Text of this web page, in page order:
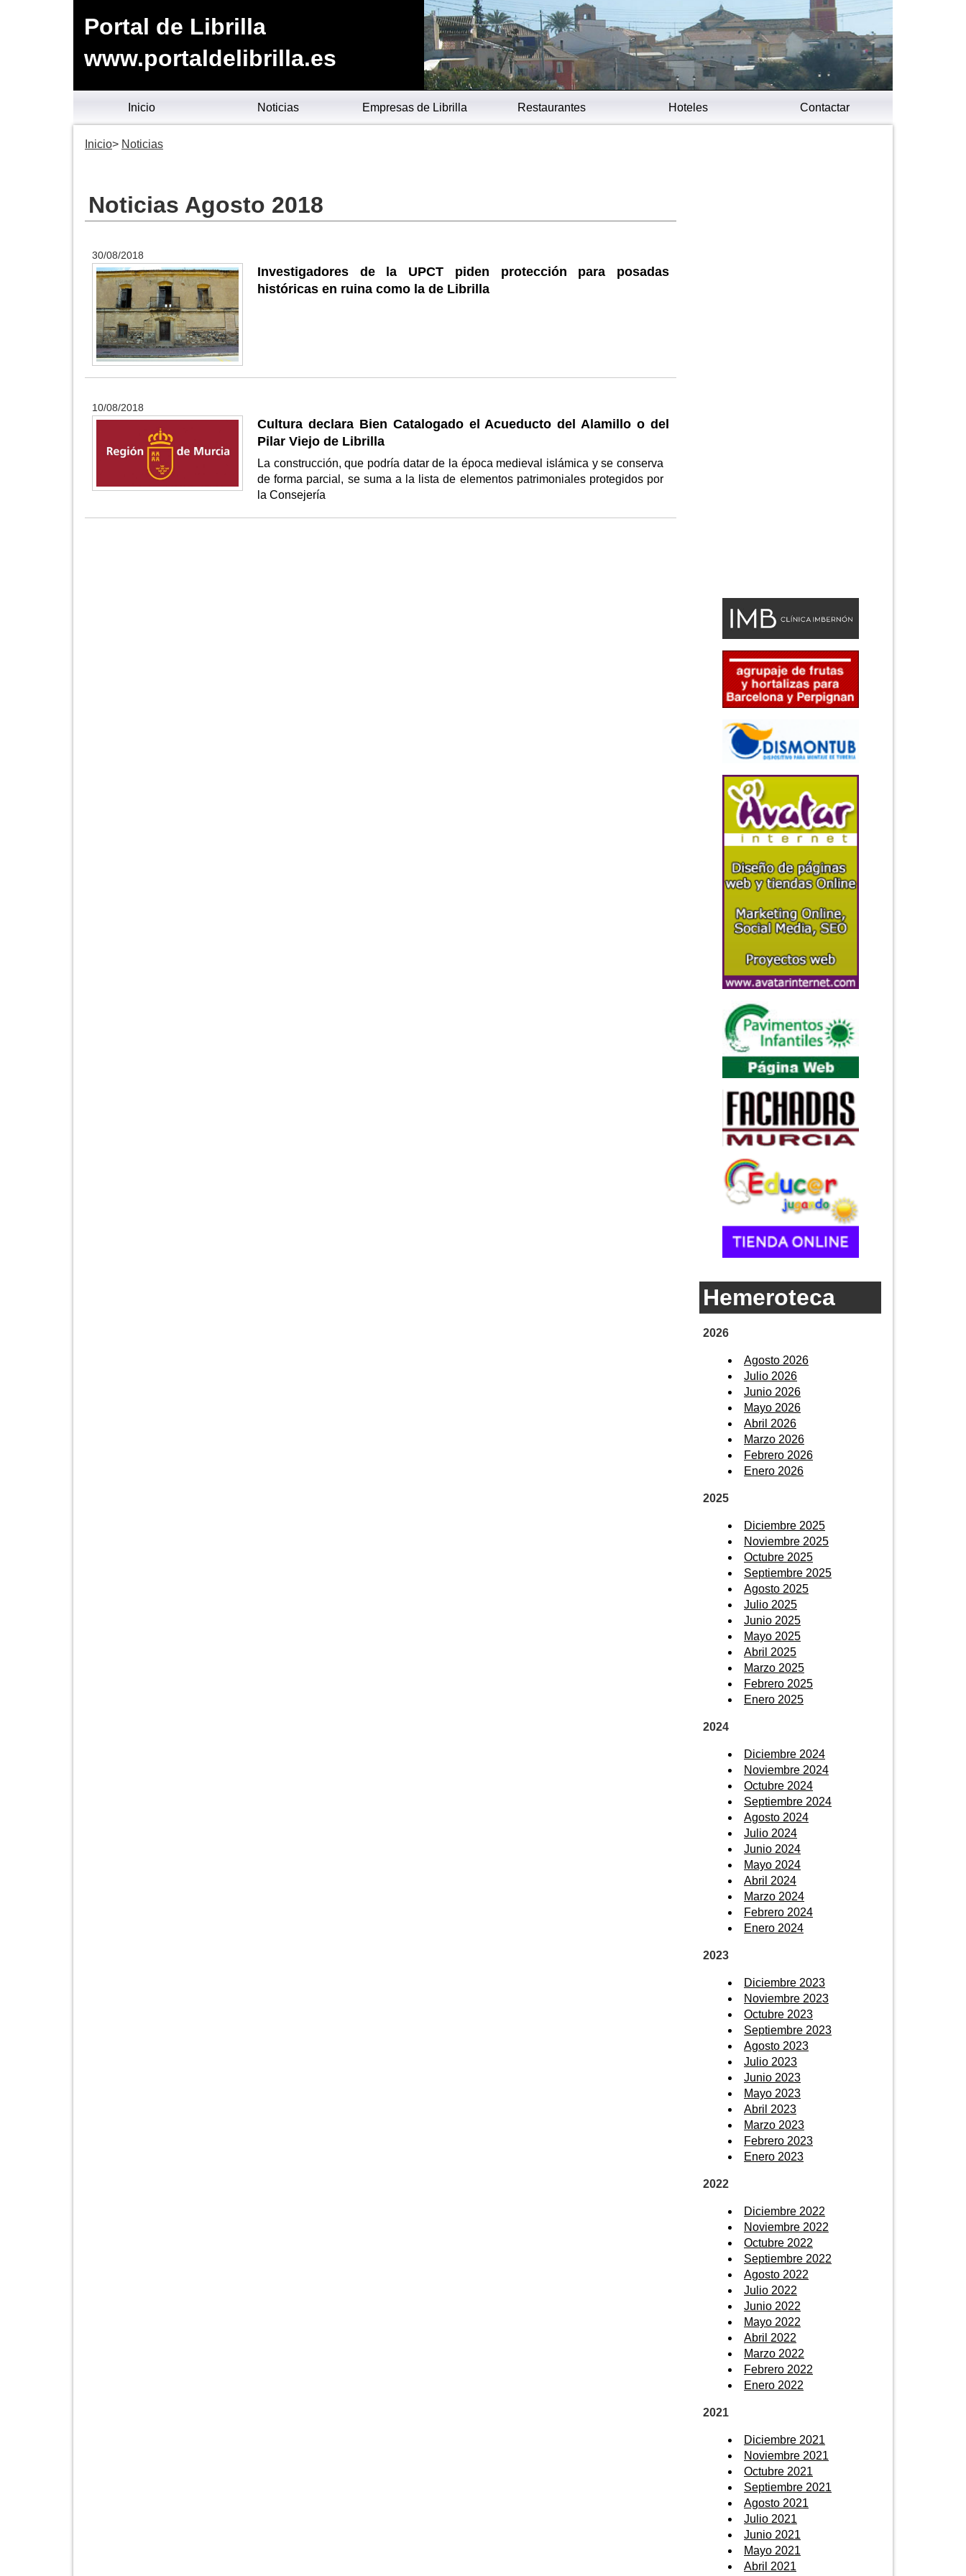
Portal de Librilla
www.portaldelibrilla.es
Inicio Noticias Empresas de Librilla Restaurantes Hoteles Contactar
Inicio Noticias
Noticias Agosto 2018
30/08/2018
Investigadores de la UPCT piden protección para posadas
históricas en ruina como la de Librilla
10/08/2018
Cultura declara Bien Catalogado el Acueducto del Alamillo o del
Pilar Viejo de Librilla
La construcción, que podría datar de la época medieval islámica y se conserva
de forma parcial, se suma a la lista de elementos patrimoniales protegidos por
la Consejería
Hemeroteca
2026
Agosto 2026
Julio 2026
Junio 2026
Mayo 2026
Abril 2026
Marzo 2026
Febrero 2026
Enero 2026
2025
Diciembre 2025
Noviembre 2025
Octubre 2025
Septiembre 2025
Agosto 2025
Julio 2025
Junio 2025
Mayo 2025
Abril 2025
Marzo 2025
Febrero 2025
Enero 2025
2024
Diciembre 2024
Noviembre 2024
Octubre 2024
Septiembre 2024
Agosto 2024
Julio 2024
Junio 2024
Mayo 2024
Abril 2024
Marzo 2024
Febrero 2024
Enero 2024
2023
Diciembre 2023
Noviembre 2023
Octubre 2023
Septiembre 2023
Agosto 2023
Julio 2023
Junio 2023
Mayo 2023
Abril 2023
Marzo 2023
Febrero 2023
Enero 2023
2022
Diciembre 2022
Noviembre 2022
Octubre 2022
Septiembre 2022
Agosto 2022
Julio 2022
Junio 2022
Mayo 2022
Abril 2022
Marzo 2022
Febrero 2022
Enero 2022
2021
Diciembre 2021
Noviembre 2021
Octubre 2021
Septiembre 2021
Agosto 2021
Julio 2021
Junio 2021
Mayo 2021
Abril 2021